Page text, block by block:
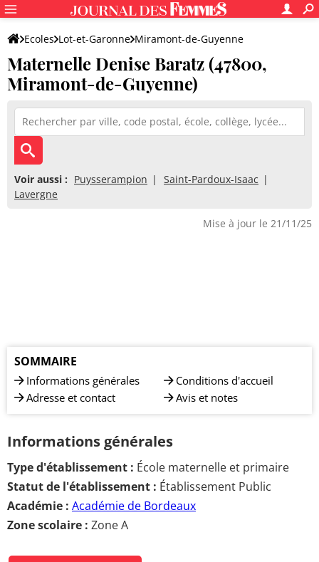
Ecoles Lot-et-Garonne Miramont-de-Guyenne
Maternelle Denise Baratz
Maternelle Denise Baratz (47800,
Miramont-de-Guyenne)
Voir aussi : Puysserampion
Saint-Pardoux-Isaac
Lavergne
Mise à jour le 21/11/25
SOMMAIRE
Informations générales
Adresse et contact
Conditions d'accueil
Avis et notes
Informations générales
Type d'établissement : École maternelle et primaire
Statut de l'établissement : Établissement Public
Académie : Académie de Bordeaux
Zone scolaire : Zone A